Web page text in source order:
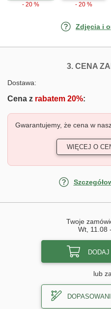
- 20 % - 20 %
Zdjęcia i
3. CENA
Dostawa:
Cena z rabatem 20%:
Gwarantujemy, że cena w
WIĘCEJ O
Twoje
Wt, 11.08 -
lub